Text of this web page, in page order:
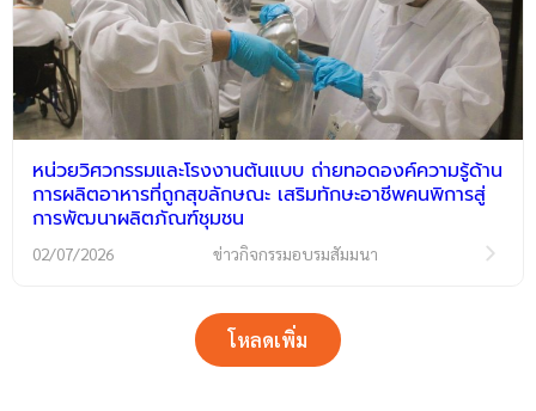
หน่วยวิศวกรรมและโรงงานต้นแบบ ถ่ายทอดองค์ความรู้ด้าน
การผลิตอาหารที่ถูกสุขลักษณะ เสริมทักษะอาชีพคนพิการสู่
การพัฒนาผลิตภัณฑ์ชุมชน
02/07/2026 ข่าวกิจกรรมอบรมสัมมนา
โหลดเพิ่ม